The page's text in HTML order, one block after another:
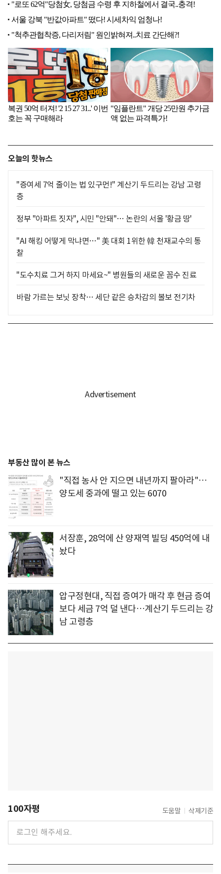
오늘의 핫뉴스
"증여세 7억 줄이는 법 있구먼!" 계산기 두드리는 강남 고령
층
정부 "아파트 짓자", 시민 "안돼"… 논란의 서울 '황금 땅'
"AI 해킹 어떻게 막냐면…" 美 대회 1위한 韓 천재교수의 통
찰
"도수치료 그거 하지 마세요~" 병원들의 새로운 꼼수 진료
바람 가르는 보닛 장착… 세단 같은 승차감의 볼보 전기차
부동산 많이 본 뉴스
"직접 농사 안 지으면 내년까지 팔아라"…
양도세 중과에 떨고 있는 6070
서장훈, 28억에 산 양재역 빌딩 450억에 내
놨다
압구정현대, 직접 증여가 매각 후 현금 증여
보다 세금 7억 덜 낸다…계산기 두드리는 강
남 고령층
100자평 도움말 삭제기준